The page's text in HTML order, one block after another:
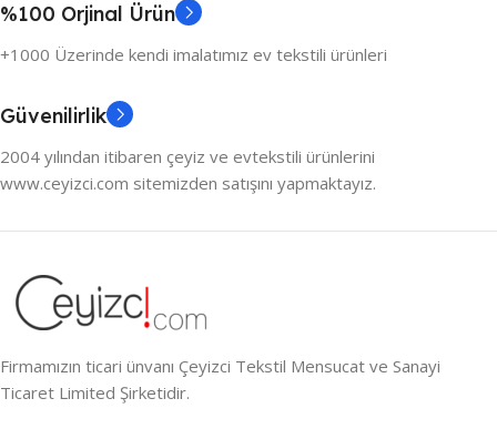
%100 Orjinal Ürün
+1000 Üzerinde kendi imalatımız ev tekstili ürünleri
Güvenilirlik
2004 yılından itibaren çeyiz ve evtekstili ürünlerini
www.ceyizci.com sitemizden satışını yapmaktayız.
Firmamızın ticari ünvanı Çeyizci Tekstil Mensucat ve Sanayi
Ticaret Limited Şirketidir.